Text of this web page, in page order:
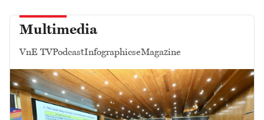
Multimedia
VnE TVPodcastInfographicseMagazine